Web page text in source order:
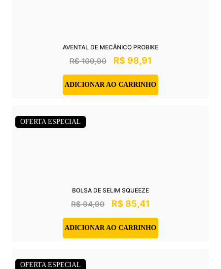
AVENTAL DE MECÂNICO PROBIKE
R$109,90 R$ 98,91
ADICIONAR AO CARRINHO
OFERTA ESPECIAL
BOLSA DE SELIM SQUEEZE
R$94,90 R$ 85,41
ADICIONAR AO CARRINHO
OFERTA ESPECIAL